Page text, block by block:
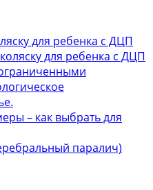
для ребенка с ДЦП
для ребенка с ДЦП
– как выбрать для
паралич)